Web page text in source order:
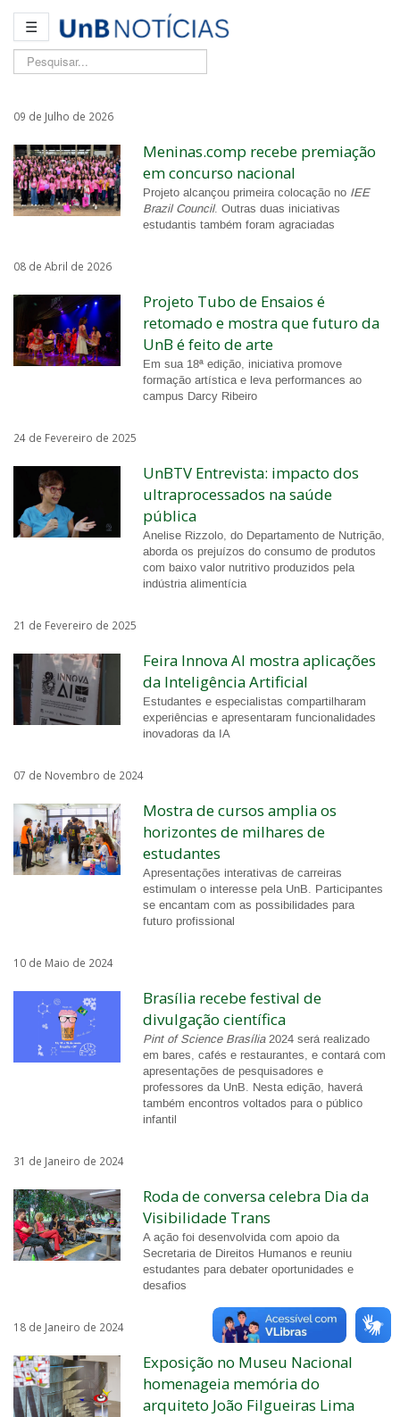
☰
Pesquisar...
09 de Julho de 2026
Meninas.comp recebe premiação
em concurso nacional
Projeto alcançou primeira colocação no IEE
Brazil Council. Outras duas iniciativas
estudantis também foram agraciadas
08 de Abril de 2026
Projeto Tubo de Ensaios é
retomado e mostra que futuro da
UnB é feito de arte
Em sua 18ª edição, iniciativa promove
formação artística e leva performances ao
campus Darcy Ribeiro
24 de Fevereiro de 2025
UnBTV Entrevista: impacto dos
ultraprocessados na saúde
pública
Anelise Rizzolo, do Departamento de Nutrição,
aborda os prejuízos do consumo de produtos
com baixo valor nutritivo produzidos pela
indústria alimentícia
21 de Fevereiro de 2025
Feira Innova AI mostra aplicações
da Inteligência Artificial
Estudantes e especialistas compartilharam
experiências e apresentaram funcionalidades
inovadoras da IA
07 de Novembro de 2024
Mostra de cursos amplia os
horizontes de milhares de
estudantes
Apresentações interativas de carreiras
estimulam o interesse pela UnB. Participantes
se encantam com as possibilidades para
futuro profissional
10 de Maio de 2024
Brasília recebe festival de
divulgação científica
Pint of Science Brasília2024 será realizado
em bares, cafés e restaurantes, e contará com
apresentações de pesquisadores e
professores da UnB. Nesta edição, haverá
também encontros voltados para o público
infantil
31 de Janeiro de 2024
Roda de conversa celebra Dia da
Visibilidade Trans
A ação foi desenvolvida com apoio da
Secretaria de Direitos Humanos e reuniu
estudantes para debater oportunidades e
desafios
18 de Janeiro de 2024
Exposição no Museu Nacional
homenageia memória do
arquiteto João Filgueiras Lima